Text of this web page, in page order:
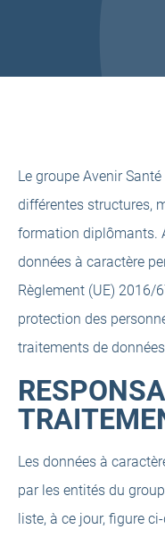
Le groupe Avenir
différentes structures,
formation diplômants.
données à caractère
Règlement (UE) 2016/
protection des
traitements de
Les données à
par les entités du
liste, à ce jour, figure